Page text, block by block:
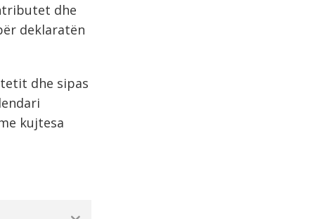
dhe
deklaratën
dhe sipas
kujtesa